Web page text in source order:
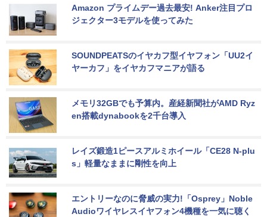
Amazon プライムデー過去最安! Anker注目プロ
ジェクター3モデルを使ってみた
SOUNDPEATSのイヤカフ型イヤフォン「UU2イ
ヤーカフ」をイヤカフマニアが語る
メモリ32GBでも予算内。産経新聞社がAMD Ryz
en搭載dynabookを2千台導入
レイズ鍛造1ピースアルミホイール「CE28 N-plu
s」軽量なままに剛性を向上
エントリーなのに脅威の実力!「Osprey」Noble
Audioワイヤレスイヤフォン4機種を一気に聴く